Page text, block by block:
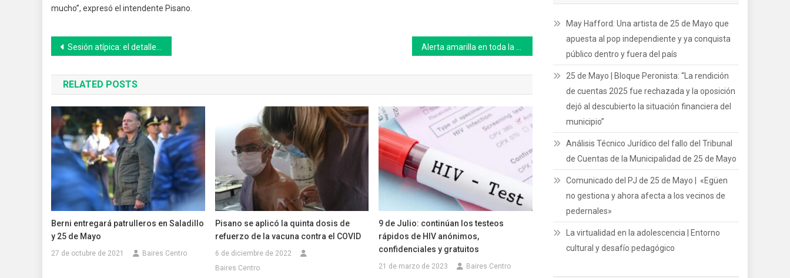
mucho”, expresó el intendente Pisano.
Navegación
de
entradas
Sesión atípica: el detalle de lo ocurrido en el HCD de 25 de Mayo Alerta amarilla en toda la costa de la provincia de Buenos Aires para este viernes
RELATED POSTS
Berni entregará patrulleros en Saladillo
y 25 de Mayo
27 de octubre de 2021 Baires Centro
Pisano se aplicó la quinta dosis de
refuerzo de la vacuna contra el COVID
6 de diciembre de 2022
Baires Centro
9 de Julio: continúan los testeos
rápidos de HIV anónimos,
confidenciales y gratuitos
21 de marzo de 2023 Baires Centro
May Hafford: Una artista de 25 de Mayo que
apuesta al pop independiente y ya conquista
público dentro y fuera del país
25 de Mayo | Bloque Peronista: “La rendición
de cuentas 2025 fue rechazada y la oposición
dejó al descubierto la situación financiera del
municipio”
Análisis Técnico Jurídico del fallo del Tribunal
de Cuentas de la Municipalidad de 25 de Mayo
Comunicado del PJ de 25 de Mayo | «Egüen
no gestiona y ahora afecta a los vecinos de
pedernales»
La virtualidad en la adolescencia | Entorno
cultural y desafío pedagógico